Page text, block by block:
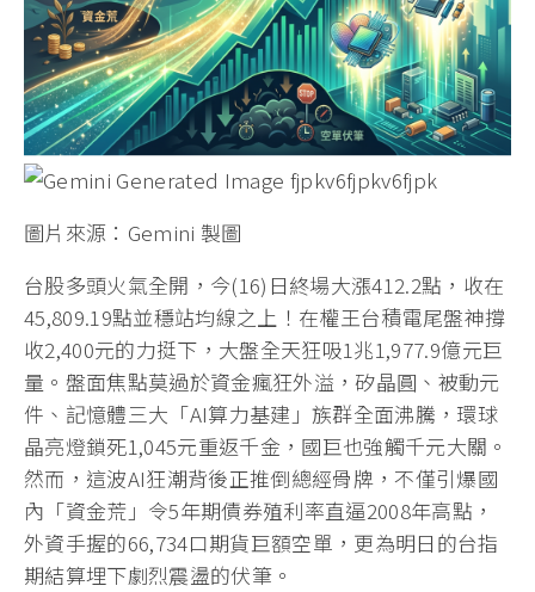
圖片來源：Gemini 製圖
台股多頭火氣全開，今(16)日終場大漲412.2點，收在
45,809.19點並穩站均線之上！在權王台積電尾盤神撐
收2,400元的力挺下，大盤全天狂吸1兆1,977.9億元巨
量。盤面焦點莫過於資金瘋狂外溢，矽晶圓、被動元
件、記憶體三大「AI算力基建」族群全面沸騰，環球
晶亮燈鎖死1,045元重返千金，國巨也強觸千元大關。
然而，這波AI狂潮背後正推倒總經骨牌，不僅引爆國
內「資金荒」令5年期債券殖利率直逼2008年高點，
外資手握的66,734口期貨巨額空單，更為明日的台指
期結算埋下劇烈震盪的伏筆。